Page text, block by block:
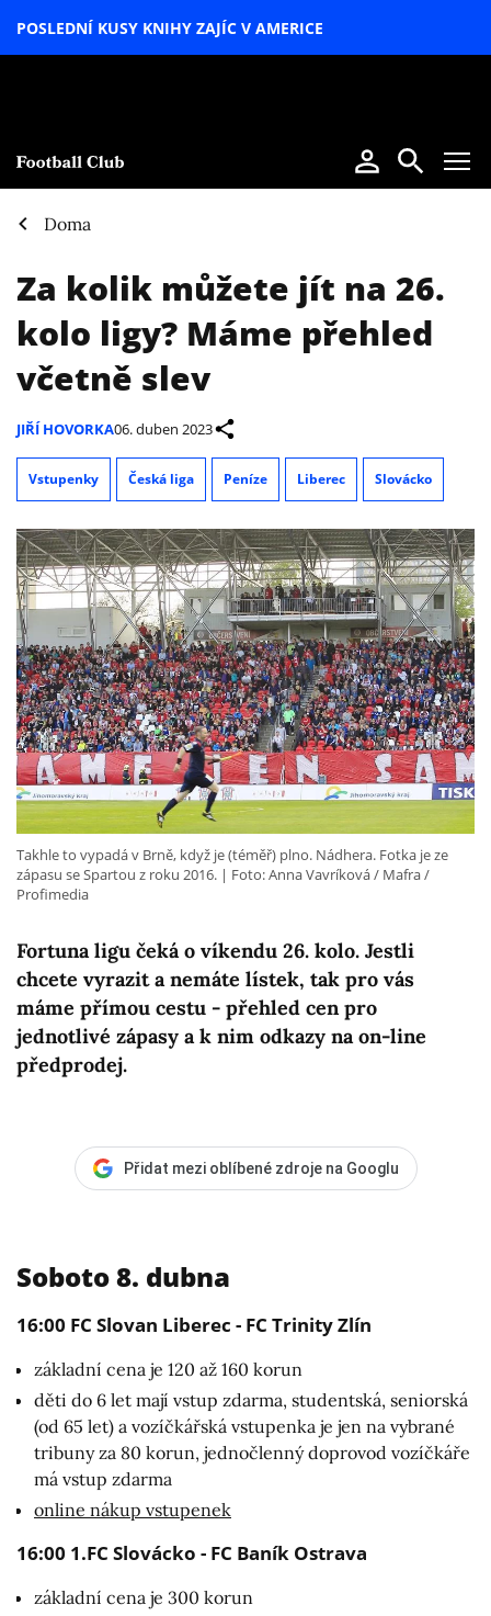
POSLEDNÍ KUSY KNIHY ZAJÍC V AMERICE
Doma
Za kolik můžete jít na 26.
kolo ligy? Máme přehled
včetně slev
JIŘÍ HOVORKA06. duben 2023
Vstupenky Česká liga Peníze Liberec Slovácko
Fortuna ligu čeká o víkendu 26. kolo. Jestli
chcete vyrazit a nemáte lístek, tak pro vás
máme přímou cestu - přehled cen pro
jednotlivé zápasy a k nim odkazy na on-line
předprodej.
Takhle to vypadá v Brně, když je (téměř) plno. Nádhera. Fotka je ze
zápasu se Spartou z roku 2016.
Foto: Anna Vavríková / Mafra /
Profimedia
Přidat mezi oblíbené zdroje na Googlu
Soboto 8. dubna
16:00 FC Slovan Liberec - FC Trinity Zlín
základní cena je 120 až 160 korun
děti do 6 let mají vstup zdarma, studentská, seniorská
(od 65 let) a vozíčkářská vstupenka je jen na vybrané
tribuny za 80 korun, jednočlenný doprovod vozíčkáře
má vstup zdarma
online nákup vstupenek
16:00 1.FC Slovácko - FC Baník Ostrava
základní cena je 300 korun